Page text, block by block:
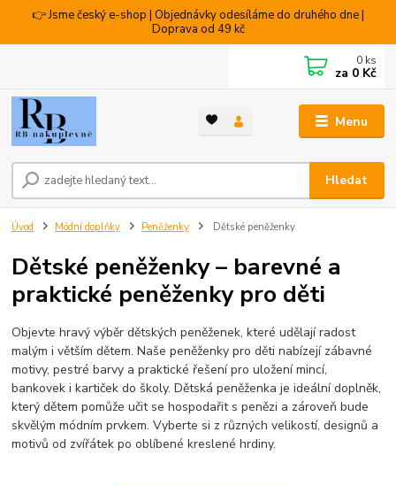
👉 Jsme český e-shop | Objednávky odesíláme do druhého dne |
Doprava od 49 kč
Menu
Hledat
0 ks
za 0 Kč
Úvod Módní doplňky Peněženky Dětské peněženky
Dětské peněženky – barevné a
praktické peněženky pro děti
Objevte hravý výběr dětských peněženek, které udělají radost
malým i větším dětem. Naše peněženky pro děti nabízejí zábavné
motivy, pestré barvy a praktické řešení pro uložení mincí,
bankovek i kartiček do školy. Dětská peněženka je ideální doplněk,
který dětem pomůže učit se hospodařit s penězi a zároveň bude
skvělým módním prvkem. Vyberte si z různých velikostí, designů a
motivů od zvířátek po oblíbené kreslené hrdiny.